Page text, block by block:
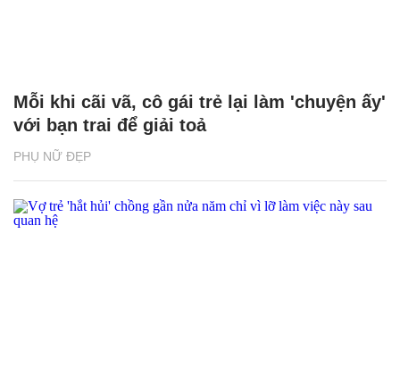
PHỤ NỮ ĐẸP
Mỗi khi cãi vã, cô gái trẻ lại làm 'chuyện ấy'
với bạn trai để giải toả